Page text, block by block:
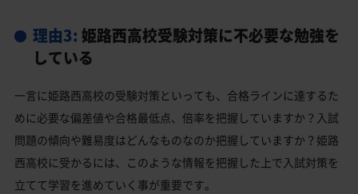
理由3: 姫路西高校受験対策に不必要な勉強を
している
一言に姫路西高校の受験対策といっても、合格ラインに達するた
めに必要な偏差値や合格最低点、倍率を把握していますか？入試
問題の傾向や難易度はどんなものなのか把握していますか？姫路
西高校に受かるには、このような情報を把握した上で入試対策を
立てて学習を進めていく事が重要です。